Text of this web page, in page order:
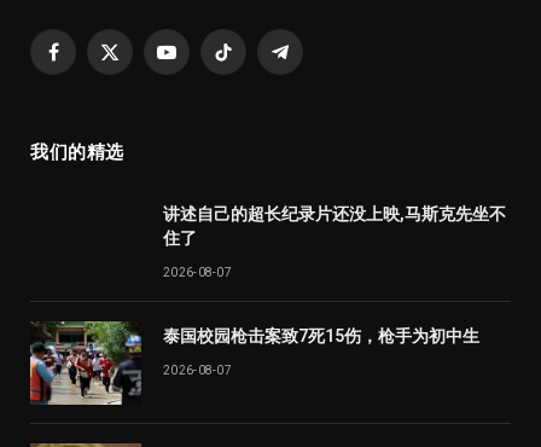
Facebook
X
YouTubeTikTok Telegram
我们的精选
讲述自己的超长纪录片还没上映,马斯克先坐不
住了
2026-08-07
泰国校园枪击案致7死15伤，枪手为初中生
2026-08-07